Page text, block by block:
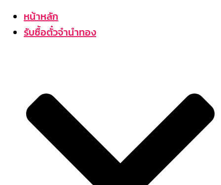
หน้าหลัก
รับซื้อตั๋วจำนำทอง